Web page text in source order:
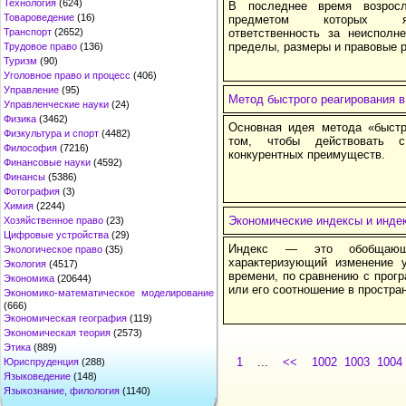
Технология (624)
Товароведение (16)
Транспорт (2652)
Трудовое право (136)
Туризм (90)
Уголовное право и процесс (406)
Управление (95)
Управленческие науки (24)
Физика (3462)
Физкультура и спорт (4482)
Философия (7216)
Финансовые науки (4592)
Финансы (5386)
Фотография (3)
Химия (2244)
Хозяйственное право (23)
Цифровые устройства (29)
Экологическое право (35)
Экология (4517)
Экономика (20644)
Экономико-математическое моделирование
(666)
Экономическая география (119)
Экономическая теория (2573)
Этика (889)
Юриспруденция (288)
Языковедение (148)
Языкознание, филология (1140)
В последнее время
предметом которых
ответственность за
пределы, размеры и правовые
Метод быстрого реагирования
Основная идея метода
том, чтобы действовать
конкурентных преимуществ.
Экономические индексы и
Индекс — это
характеризующий изменение
времени, по сравнению с
или его соотношение в
1 ... << 1002 1003 1004